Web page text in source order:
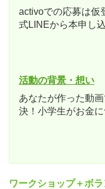
activoでの応募は仮
式LINEから本申し
活動の背景・想い
あなたが作った動
決！小学生がお金
ワークショップ＋ボ